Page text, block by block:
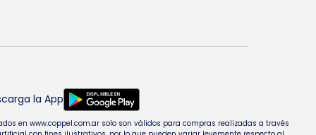
la App
en www.coppel.com.ar solo son válidos para compras realizadas a través